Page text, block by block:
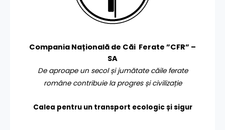
Compania Națională de Căi Ferate ”CFR” –
SA
De aproape un secol și jumătate căile ferate
române contribuie la progres și civilizație
Calea pentru un transport ecologic și sigur